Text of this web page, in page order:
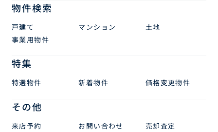
物件検索
戸建て マンション
土地
事業用物件
特集
特選物件 新着物件 価格変更物件
その他
来店予約 お問い合わせ
売却査定